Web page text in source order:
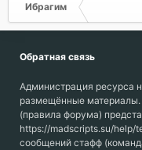
Ибрагим
Обратная связь
Администрация ресурса
размещённые материалы.
(правила форума)
https://madscripts.su/help/
сообщений стафф